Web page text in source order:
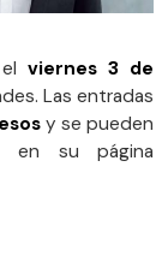
viernes 3 de
Las entradas
y se pueden
en su página